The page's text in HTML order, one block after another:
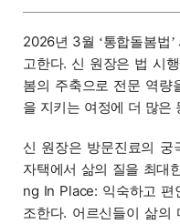
2026년 3월 ‘통합돌봄법’
고한다. 신 원장은 법 시
봄의 주축으로 전문 역량
을 지키는 여정에 더 많은
신 원장은 방문진료의
자택에서 삶의 질을 최대
ng In Place: 익숙하고 편
조한다. 어르신들이 삶의